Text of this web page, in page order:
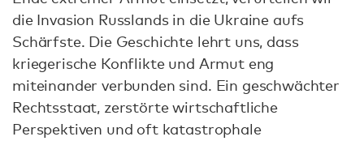
die Invasion Russlands in die Ukraine aufs
Schärfste. Die Geschichte lehrt uns, dass
kriegerische Konflikte und Armut eng
miteinander verbunden sind. Ein geschwächter
Rechtsstaat, zerstörte wirtschaftliche
Perspektiven und oft katastrophale